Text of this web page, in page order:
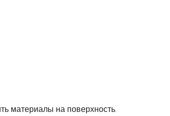
материалы на поверхность.